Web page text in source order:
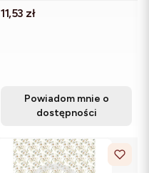
Cena
11,53 zł
Powiadom mnie o
dostępności